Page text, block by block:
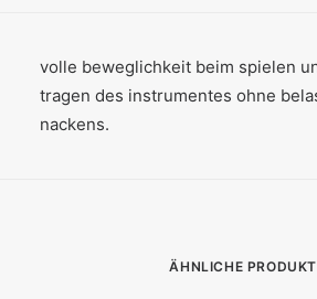
volle beweglichkeit beim spielen
tragen des instrumentes ohne
nackens.
ÄHNLICHE